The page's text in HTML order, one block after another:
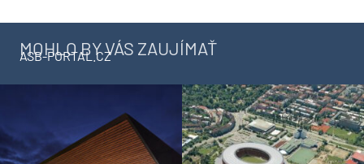
MOHLO BY VÁS ZAUJÍMAŤ
ASB-PORTAL.CZ